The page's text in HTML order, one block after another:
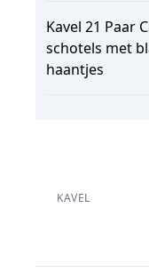
Kavel 21 Paar
schotels met
haantjes
KAVEL